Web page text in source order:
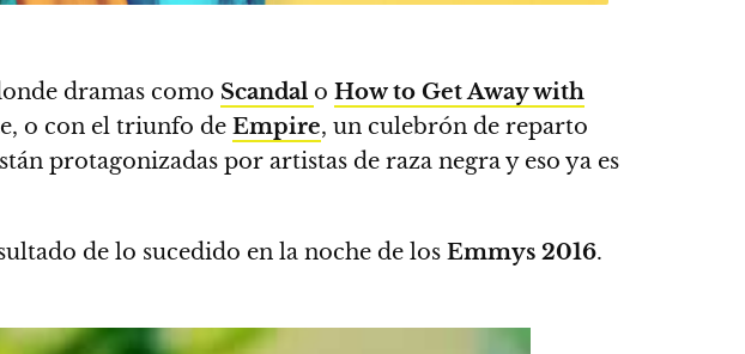
dramas como Scandal o How to Get Away with
o con el triunfo de Empire, un culebrón de reparto
protagonizadas por artistas de raza negra y eso ya es
de lo sucedido en la noche de los Emmys 2016.